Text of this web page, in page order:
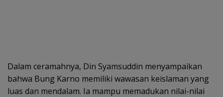
Dalam ceramahnya, Din Syamsuddin menyampaikan
bahwa Bung Karno memiliki wawasan keislaman yang
luas dan mendalam. Ia mampu memadukan nilai-nilai